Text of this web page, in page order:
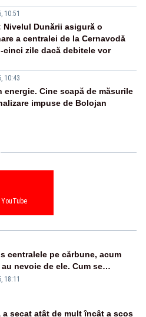
10:51
Nivelul Dunării asigură o
a centralei de la Cernavodă
cinci zile dacă debitele vor
10:43
energie. Cine scapă de măsurile
impuse de Bolojan
YouTube
centralele pe cărbune, acum
nevoie de ele. Cum se
vina în plină criză energetică
18:11
a secat atât de mult încât a scos